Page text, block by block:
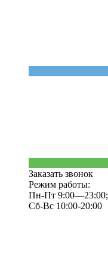
Заказать звонок
Режим работы:
Пн-Пт 9:00—23:00;
Сб-Вс 10:00-20:00